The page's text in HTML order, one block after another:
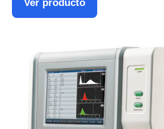
Ver producto